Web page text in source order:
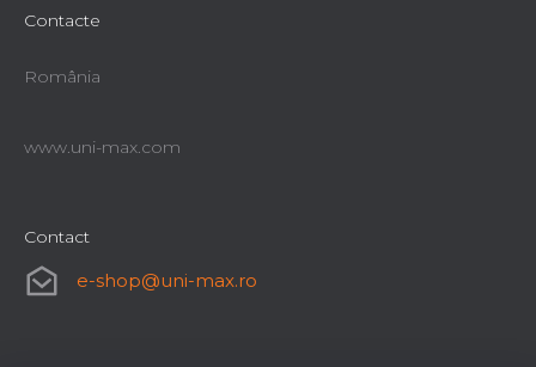
Contacte
România
www.uni-max.com
Contact
e-shop@uni-max.ro